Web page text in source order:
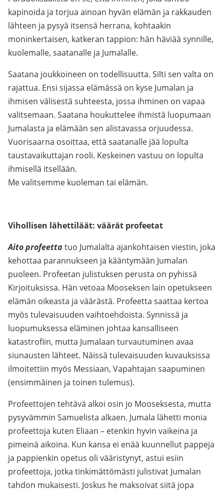
kapinoida ja torjua ainoan hyvän elämän ja rakkauden
lähteen ja pysyä itsensä herrana, kohtaakin
moninkertaisen, katkeran tappion: hän häviää synnille,
kuolemalle, saatanalle ja Jumalalle.
Saatana joukkoineen on todellisuutta. Silti sen valta on
rajattua. Ensi sijassa elämässä on kyse Jumalan ja
ihmisen välisestä suhteesta, jossa ihminen on vapaa
valitsemaan. Saatana houkuttelee ihmistä luopumaan
Jumalasta ja elämään sen alistavassa orjuudessa.
Vuorisaarna osoittaa, että saatanalle jää lopulta
taustavaikuttajan rooli. Keskeinen vastuu on lopulta
ihmisellä itsellään.
Me valitsemme kuoleman tai elämän.
Vihollisen lähettiläät: väärät profeetat
Aitoprofeettatuo Jumalalta ajankohtaisen viestin, joka
kehottaa parannukseen ja kääntymään Jumalan
puoleen. Profeetan julistuksen perusta on pyhissä
Kirjoituksissa. Hän vetoaa Mooseksen lain opetukseen
elämän oikeasta ja väärästä. Profeetta saattaa kertoa
myös tulevaisuuden vaihtoehdoista. Synnissä ja
luopumuksessa eläminen johtaa kansalliseen
katastrofiin, mutta Jumalaan turvautuminen avaa
siunausten lähteet. Näissä tulevaisuuden kuvauksissa
ilmoitettiin myös Messiaan, Vapahtajan saapuminen
(ensimmäinen ja toinen tulemus).
Profeettojen tehtävä alkoi osin jo Mooseksesta, mutta
pysyvämmin Samuelista alkaen. Jumala lähetti monia
profeettoja kuten Eliaan – etenkin hyvin vaikeina ja
pimeinä aikoina. Kun kansa ei enää kuunnellut pappeja
ja pappienkin opetus oli vääristynyt, astui esiin
profeettoja, jotka tinkimättömästi julistivat Jumalan
tahdon mukaisesti. Joskus he maksoivat siitä jopa